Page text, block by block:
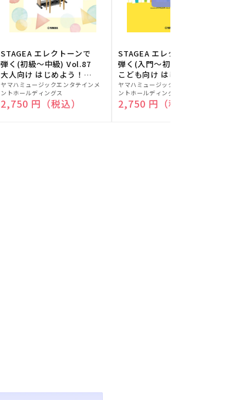
STAGEA エレクトーンで
弾く(初級～中級) Vol.87
大人向け はじめよう！
ELB-02(楽器のトリセツ
付)
販
売
元:
ヤマハミュージックエンタテインメ
ントホールディングス
通常価格
2,750 円（税込）
STAGEA エレクトーンで
弾く(入門～初級) Vol.86
こども向け はじめよう！
ELB-02(楽器のトリセツ
付)
販
売
元:
ヤマハミュージックエンタテインメ
ントホールディングス
通常価格
2,750 円（税込）